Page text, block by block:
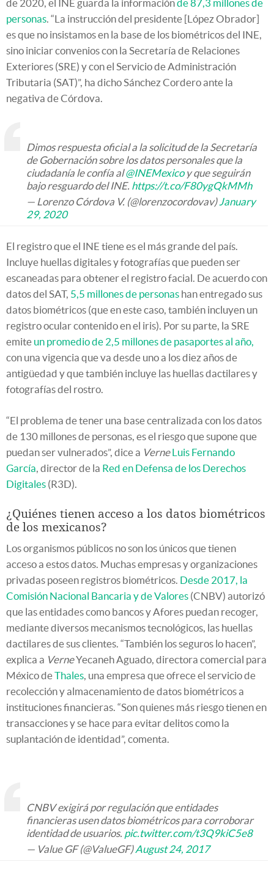
de 2020, el INE guarda la informaciónde 87,3 millones de
personas. “La instrucción del presidente [López Obrador]
es que no insistamos en la base de los biométricos del INE,
sino iniciar convenios con la Secretaría de Relaciones
Exteriores (SRE) y con el Servicio de Administración
Tributaria (SAT)”, ha dicho Sánchez Cordero ante la
negativa de Córdova.
Dimos respuesta oficial a la solicitud de la Secretaría
de Gobernación sobre los datos personales que la
ciudadanía le confía al ⁦@INEMexico⁩ y que seguirán
bajo resguardo del INE. https://t.co/F80ygQkMMh
— Lorenzo Córdova V. (@lorenzocordovav)January
29, 2020
El registro que el INE tiene es el más grande del país.
Incluye huellas digitales y fotografías que pueden ser
escaneadas para obtener el registro facial. De acuerdo con
datos del SAT, 5,5 millones de personas han entregado sus
datos biométricos (que en este caso, también incluyen un
registro ocular contenido en el iris). Por su parte, la SRE
emite un promedio de 2,5 millones de pasaportes al año,
con una vigencia que va desde uno a los diez años de
antigüedad y que también incluye las huellas dactilares y
fotografías del rostro.
“El problema de tener una base centralizada con los datos
de 130 millones de personas, es el riesgo que supone que
puedan ser vulnerados”, dice a Verne Luis Fernando
García, director de la Red en Defensa de los Derechos
Digitales (R3D).
¿Quiénes tienen acceso a los datos biométricos
de los mexicanos?
Los organismos públicos no son los únicos que tienen
acceso a estos datos. Muchas empresas y organizaciones
privadas poseen registros biométricos. Desde 2017, la
Comisión Nacional Bancaria y de Valores (CNBV) autorizó
que las entidades como bancos y Afores puedan recoger,
mediante diversos mecanismos tecnológicos, las huellas
dactilares de sus clientes. “También los seguros lo hacen”,
explica a VerneYecaneh Aguado, directora comercial para
México deThales, una empresa que ofrece el servicio de
recolección y almacenamiento de datos biométricos a
instituciones financieras. “Son quienes más riesgo tienen en
transacciones y se hace para evitar delitos como la
suplantación de identidad”, comenta.
CNBV exigirá por regulación que entidades
financieras usen datos biométricos para corroborar
identidad de usuarios. pic.twitter.com/t3Q9kiC5e8
— Value GF (@ValueGF)August 24, 2017